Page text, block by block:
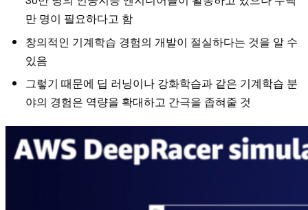
만 명이 필요하다고 함
창의적인 기계학습 경험의 개발이 절실하다는 것을 알 수
있음
그렇기 때문에 딥 러닝이나 강화학습과 같은 기계학습 분
야의 경험은 역량을 확대하고 간극을 좁혀줄 것